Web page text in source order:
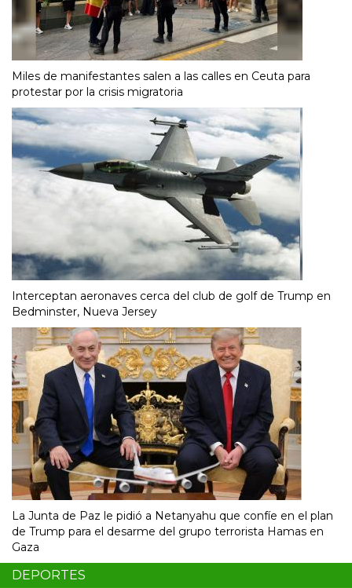
Miles de manifestantes salen a las calles en Ceuta para
protestar por la crisis migratoria
Interceptan aeronaves cerca del club de golf de Trump en
Bedminster, Nueva Jersey
La Junta de Paz le pidió a Netanyahu que confíe en el plan
de Trump para el desarme del grupo terrorista Hamas en
Gaza
DEPORTES